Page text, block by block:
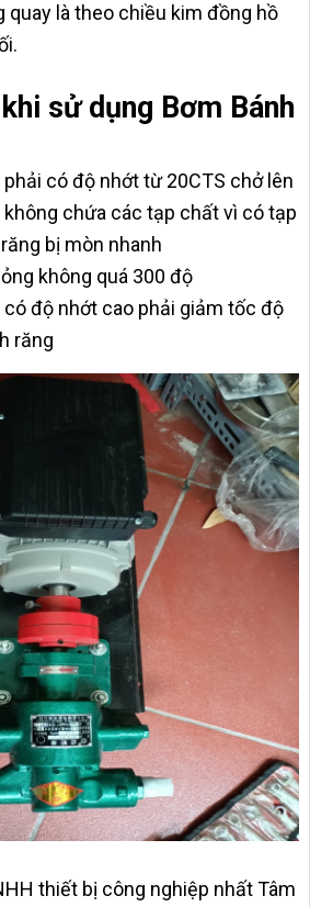
quay là theo chiều kim đồng hồ
sử dụng Bơm Bánh
có độ nhớt từ 20CTS chở lên
chứa các tạp chất vì có tạp
bị mòn nhanh
không quá 300 độ
độ nhớt cao phải giảm tốc độ
răng
thiết bị công nghiệp nhất Tâm